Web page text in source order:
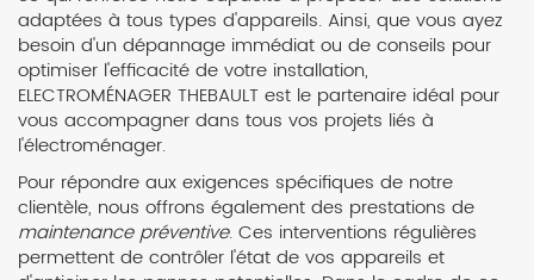
adaptées à tous types d'appareils. Ainsi, que vous ayez
besoin d'un dépannage immédiat ou de conseils pour
optimiser l'efficacité de votre installation,
ELECTROMÉNAGER THEBAULT est le partenaire idéal pour
vous accompagner dans tous vos projets liés à
l'électroménager.
Pour répondre aux exigences spécifiques de notre
clientèle, nous offrons également des prestations de
maintenance préventive. Ces interventions régulières
permettent de contrôler l'état de vos appareils et